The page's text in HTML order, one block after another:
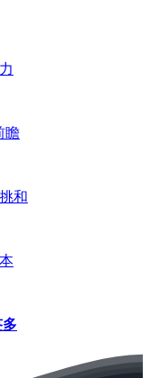
瞻
和
多